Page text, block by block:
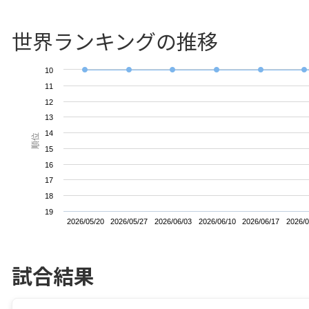
世界ランキングの推移
順位
2026/05/20 2026/05/27 2026/06/03 2026/06/10 2026/06/17 2026/
10
11
12
13
14
15
16
17
18
19
試合結果